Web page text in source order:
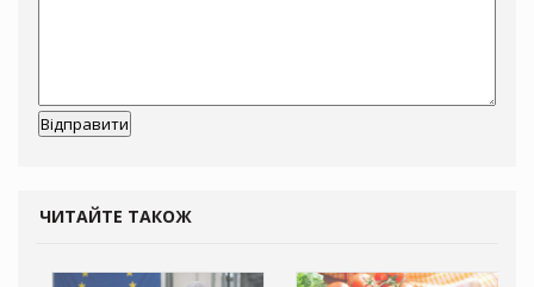
ЧИТАЙТЕ ТАКОЖ